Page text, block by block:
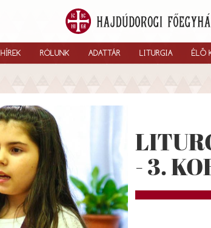
HÍREK RÓLUNK ADATTÁR LITURGIA ÉLŐ
- 3.